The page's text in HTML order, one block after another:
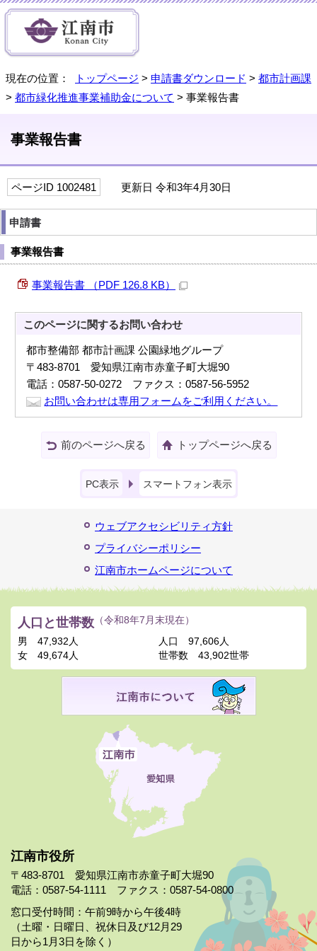
現在の位置： トップページ > 申請書ダウンロード > 都市計画課
> 都市緑化推進事業補助金について > 事業報告書
事業報告書
ページID 1002481 更新日 令和3年4月30日
申請書
事業報告書
事業報告書 （PDF 126.8 KB）
このページに関するお問い合わせ
都市整備部 都市計画課 公園緑地グループ
〒483-8701 愛知県江南市赤童子町大堀90
電話：0587-50-0272 ファクス：0587-56-5952
お問い合わせは専用フォームをご利用ください。
前のページへ戻る トップページへ戻る
PC表示 スマートフォン表示
ウェブアクセシビリティ方針
プライバシーポリシー
江南市ホームページについて
江南市役所
〒483-8701 愛知県江南市赤童子町大堀90
電話：0587-54-1111 ファクス：0587-54-0800
窓口受付時間：午前9時から午後4時
（土曜・日曜日、祝休日及び12月29
日から1月3日を除く）
人口と世帯数 （令和8年7月末現在）
男
47,932人
女
49,674人
人口
97,606人
世帯数
43,902世帯